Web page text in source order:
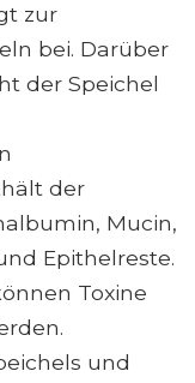
zur
bei. Darüber
der Speichel
der
Mucin,
Epithelreste.
Toxine
und